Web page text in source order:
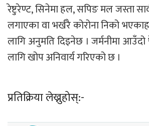
रेष्टुरेण्ट, सिनेमा हल, सपिङ मल जस्ता
लगाएका वा भर्खरै कोरोना निको
लागि अनुमति दिइनेछ । जर्मनीमा
लागि खोप अनिवार्य गरिएको छ ।
प्रतिक्रिया लेख्नुहोस्:-